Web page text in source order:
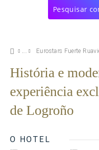
Pesquisar
Eurostars Fuerte
História e
experiência
de Logroño
O HOTEL